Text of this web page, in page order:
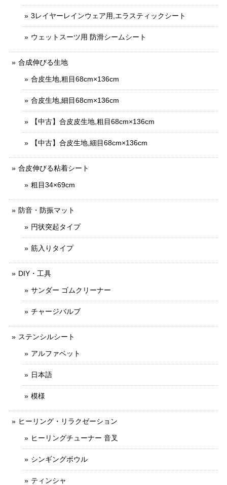
3レイヤーレインウェア用,エラスティックシート
ウェットスーツ用 防滑シームシート
合成伸びる生地
合皮生地,粗目68cm×136cm
合皮生地,細目68cm×136cm
【中古】合皮皮生地,粗目68cm×136cm
【中古】合皮生地,細目68cm×136cm
合皮伸びる粘着シート
粗目34×69cm
防音・防振マット
円状突起タイプ
筋入りタイプ
DIY・工具
サンダー ゴムクリーナー
チャージバルブ
ステンシルシート
アルファベット
日本語
模様
ヒーリング・リラクゼーション
ヒーリングチューナー 音叉
シンギングボウル
ティンシャ